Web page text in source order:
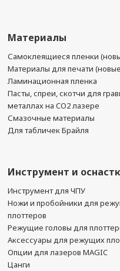
Материалы
Самоклеящиеся пленки
Материалы для печати
Ламинационная пленка
Пасты, спреи, скотчи для
металлах на CO2 лазере
Смазочные материалы
Для табличек Брайля
Инструмент и
Инструмент для ЧПУ
Ножи и пробойники для
плоттеров
Режущие головы для
Аксессуары для режущих
Опции для лазеров MAGIC
Цанги